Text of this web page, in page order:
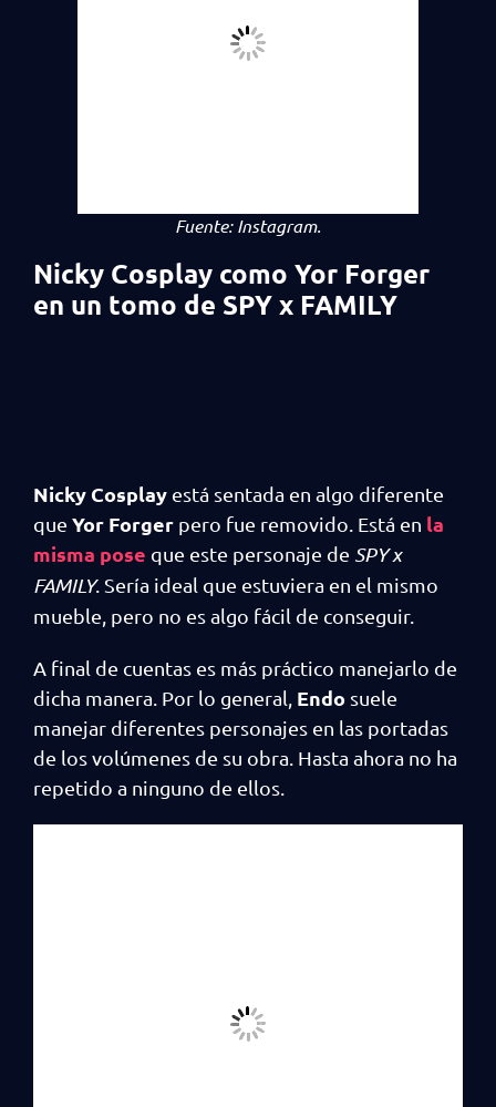
Fuente:Instagram.
Nicky Cosplay como Yor Forger
en un tomo de SPY x FAMILY
Nicky Cosplay está sentada en algo diferente
que Yor Forger pero fue removido. Está en la
misma pose que este personaje de SPY x
FAMILY. Sería ideal que estuviera en el mismo
mueble, pero no es algo fácil de conseguir.
A final de cuentas es más práctico manejarlo de
dicha manera. Por lo general, Endo suele
manejar diferentes personajes en las portadas
de los volúmenes de su obra. Hasta ahora no ha
repetido a ninguno de ellos.